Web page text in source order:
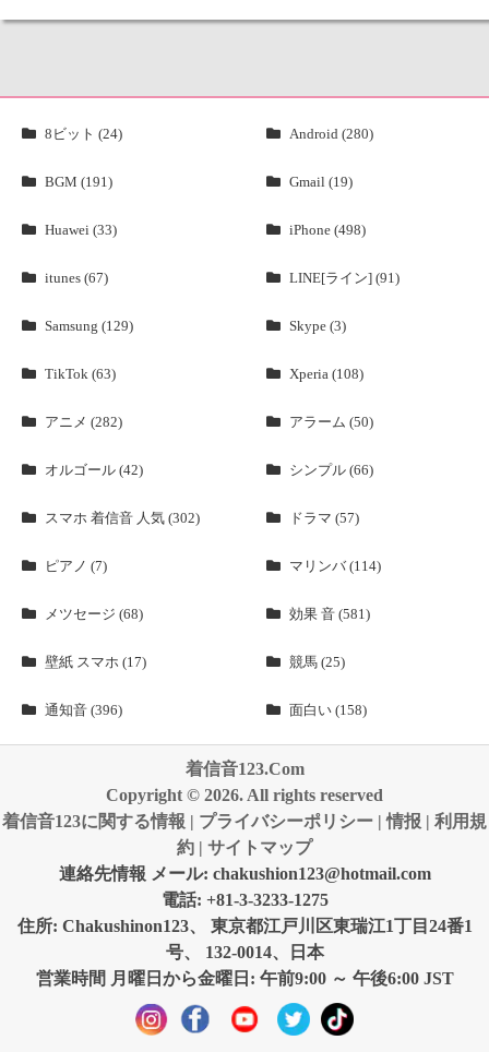
8ビット (24) Android (280)
BGM (191) Gmail (19)
Huawei (33) iPhone (498)
itunes (67) LINE[ライン] (91)
Samsung (129) Skype (3)
TikTok (63) Xperia (108)
アニメ (282) アラーム (50)
オルゴール (42) シンプル (66)
スマホ 着信音 人気 (302) ドラマ (57)
ピアノ (7) マリンバ (114)
メツセージ (68) 効果 音 (581)
壁紙 スマホ (17) 競馬 (25)
通知音 (396) 面白い (158)
着信音123.Com
Copyright © 2026. All rights reserved
着信音123に関する情報 | プライバシーポリシー |情报 | 利用規
約 | サイトマップ
連絡先情報 メール: chakushion123@hotmail.com
電話: +81-3-3233-1275
住所: Chakushinon123、 東京都江戸川区東瑞江1丁目24番1
号、 132-0014、日本
営業時間 月曜日から金曜日: 午前9:00 ～ 午後6:00 JST